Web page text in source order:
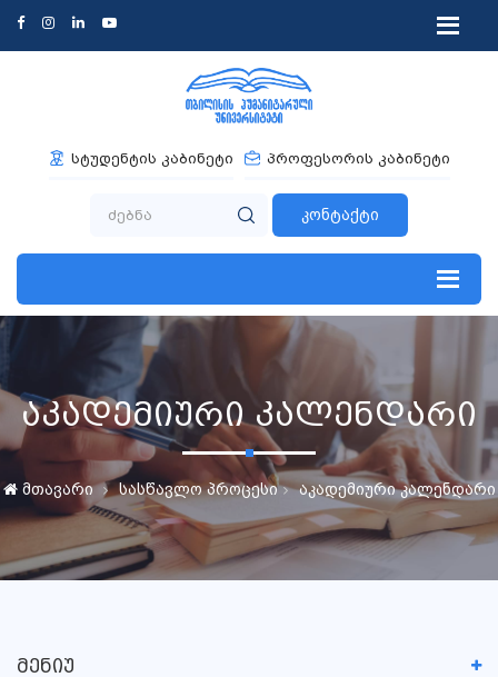
სტუდენტის კაბინეტი პროფესორის კაბინეტი
კონტაქტი
აკადემიური კალენდარი
მთავარი სასწავლო პროცესი აკადემიური კალენდარი
ᲛᲔᲜᲘᲣ